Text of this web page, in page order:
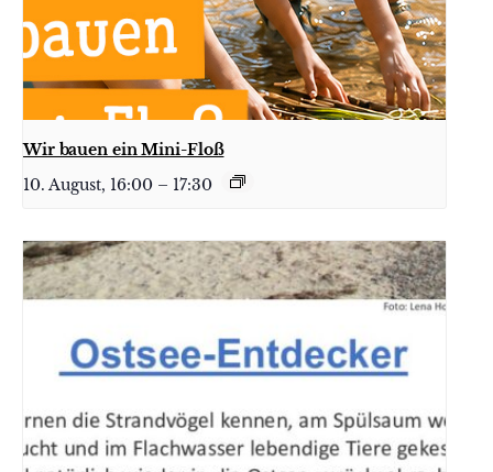
Wir bauen ein Mini-Floß
10. August, 16:00 – 17:30